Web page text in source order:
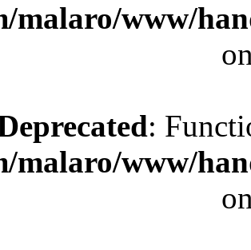
malaro/www/
:
malaro/www/